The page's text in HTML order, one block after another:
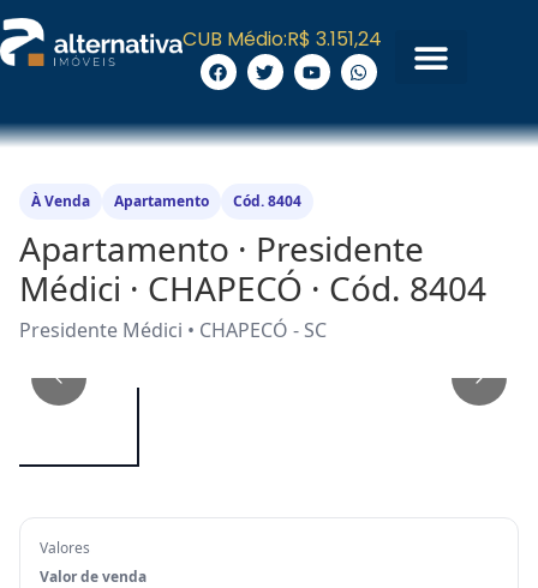
CUB Médio:R$ 3.151,24
À Venda Apartamento Cód. 8404
Apartamento · Presidente
Médici · CHAPECÓ · Cód. 8404
Presidente Médici • CHAPECÓ - SC
Valores
Valor de venda